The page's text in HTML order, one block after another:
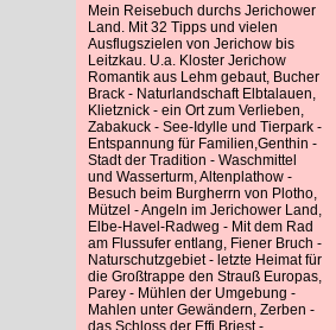
Mein Reisebuch durchs Jerichower
Land. Mit 32 Tipps und vielen
Ausflugszielen von Jerichow bis
Leitzkau. U.a. Kloster Jerichow
Romantik aus Lehm gebaut, Bucher
Brack - Naturlandschaft Elbtalauen,
Klietznick - ein Ort zum Verlieben,
Zabakuck - See-Idylle und Tierpark -
Entspannung für Familien,Genthin -
Stadt der Tradition - Waschmittel
und Wasserturm, Altenplathow -
Besuch beim Burgherrn von Plotho,
Mützel - Angeln im Jerichower Land,
Elbe-Havel-Radweg - Mit dem Rad
am Flussufer entlang, Fiener Bruch -
Naturschutzgebiet - letzte Heimat für
die Großtrappe den Strauß Europas,
Parey - Mühlen der Umgebung -
Mahlen unter Gewändern, Zerben -
das Schloss der Effi Briest -